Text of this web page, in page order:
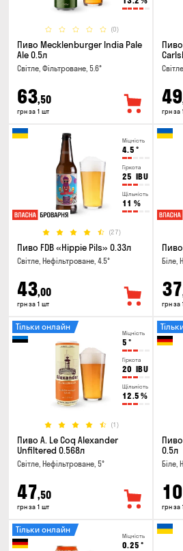
(0)
Пиво Mecklenburger India Pale
Ale 0.5л
Світле, Фільтроване, 5.6°
63,50
грн за 1 шт
49
грн за
Міцність
4.5 °
Гіркота
25 IBU
Щільність
11 %
(27)
Пиво FDB «Hippie Pils» 0.33л
Світле, Нефільтроване, 4.5°
43,00
грн за 1 шт
Біле,
37
грн за
Міцність
5 °
Гіркота
20 IBU
Щільність
12.5 %
(1)
Тільки онлайн
Пиво A. Le Coq Alexander
Unfiltered 0.568л
Світле, Нефільтроване, 5°
47,50
грн за 1 шт
0.5л
Біле,
грн за
Міцність
0.25 °
Тільки онлайн